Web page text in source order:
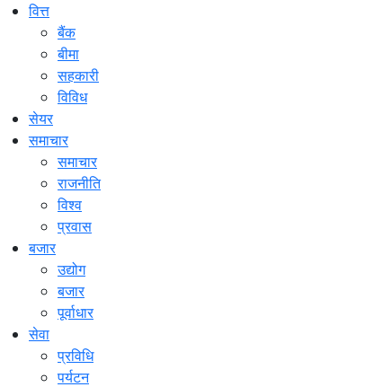
वित्त
बैंक
बीमा
सहकारी
विविध
सेयर
समाचार
समाचार
राजनीति
विश्व
प्रवास
बजार
उद्योग
बजार
पूर्वाधार
सेवा
प्रविधि
पर्यटन